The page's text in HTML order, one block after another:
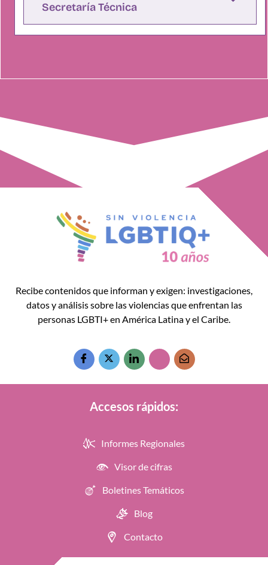
Secretaría Técnica
Recibe contenidos que informan y exigen: investigaciones,
datos y análisis sobre las violencias que enfrentan las
personas LGBTI+ en América Latina y el Caribe.
Accesos rápidos:
Informes Regionales
Visor de cifras
Boletines Temáticos
Blog
Contacto